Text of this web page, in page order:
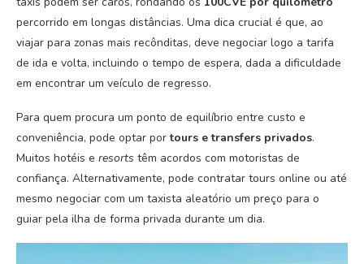
percorrido em longas distâncias. Uma dica crucial é que, ao
viajar para zonas mais recônditas, deve negociar logo a tarifa
de ida e volta, incluindo o tempo de espera, dada a dificuldade
em encontrar um veículo de regresso.
Para quem procura um ponto de equilíbrio entre custo e
conveniência, pode optar portours e transfers privados.
Muitos hotéis e resorts têm acordos com motoristas de
confiança. Alternativamente, pode contratar tours online ou até
mesmo negociar com um taxista aleatório um preço para o
guiar pela ilha de forma privada durante um dia.